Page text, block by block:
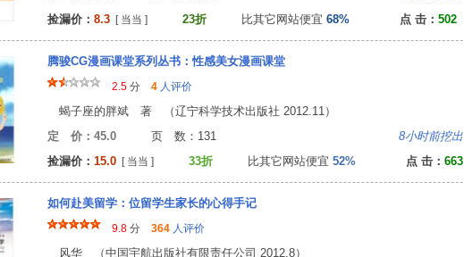
捡漏价： 8.3 [ 当当 ] 23折 比其它网站便宜 68% 点 击： 502
腾骏CG漫画课堂系列丛书：性感美女漫画课堂
2.5 分 4 人评价
蝎子座的胖斌 著 （辽宁科学技术出版社 2012.11）
定 价：45.0 页 数：131 8小时前挖出
捡漏价： 15.0 [ 当当 ] 33折 比其它网站便宜 52% 点 击： 663
如何赴美留学：位留学生家长的心得手记
9.8 分 364 人评价
风华 （中国宇航出版社有限责任公司 2012.8）